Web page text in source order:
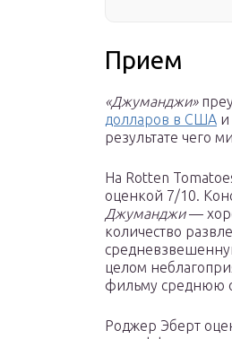
Прием
«Джуманджи»
долларов в США и
результате чего
На Rotten
оценкой 7/10.
Джуманджи—
количество
целом
фильму среднюю
Роджер Эберт